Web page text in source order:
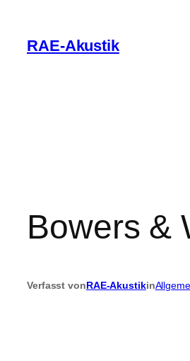
Inhalt
springen
RAE-Akustik
Bowers &
Verfasst vonRAE-Akustikin